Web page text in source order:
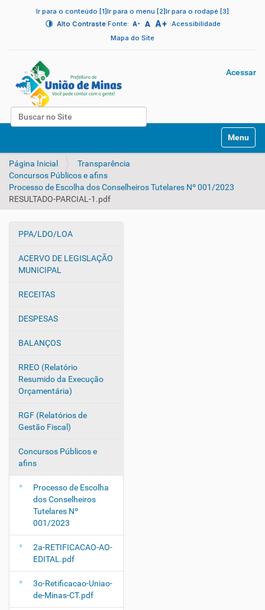
Ir para o conteúdo [1]Ir para o menu [2]Ir para o rodapé [3]
Alto Contraste| Fonte: A- A A+ Acessibilidade
Mapa do Site
Busca
Acessar
v
Toggle
Página Inicial
Transparência
Concursos Públicos e afins
Processo de Escolha dos Conselheiros Tutelares Nº 001/2023
RESULTADO-PARCIAL-1.pdf
N
v
g
ç
ã
PPA/LDO/LOA
ACERVO DE LEGISLAÇÃO
MUNICIPAL
RECEITAS
DESPESAS
BALANÇOS
RREO (Relatório
Resumido da Execução
Orçamentária)
RGF (Relatórios de
Gestão Fiscal)
Concursos Públicos e
afins
Processo de Escolha
dos Conselheiros
Tutelares Nº
001/2023
2a-RETIFICACAO-AO-
EDITAL.pdf
3o-Retificacao-Uniao-
de-Minas-CT.pdf